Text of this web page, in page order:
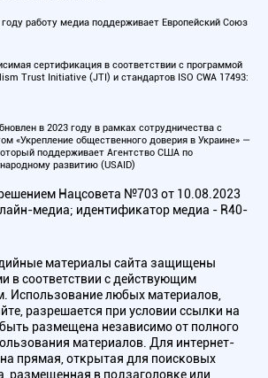
работу медиа поддерживает Европейский Союз
сертификация в соответствии с программой
Trust Initiative (JTI) и стандартов ISO CWA 17493:
в 2023 году в рамках сотрудничества с
«Укрепление общественного доверия в Украине» —
поддерживает Агентство США по
развитию (USAID)
Нацсовета №703 от 10.08.2023
медиа; идентификатор медиа - R40-
материалы сайта защищены
в соответствии с действующим
Использование любых материалов,
разрешается при условии ссылки на
размещена независимо от полного
материалов. Для интернет-
прямая, открытая для поисковых
размещенная в подзаголовке или